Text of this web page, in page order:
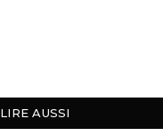
LIRE AUSSI